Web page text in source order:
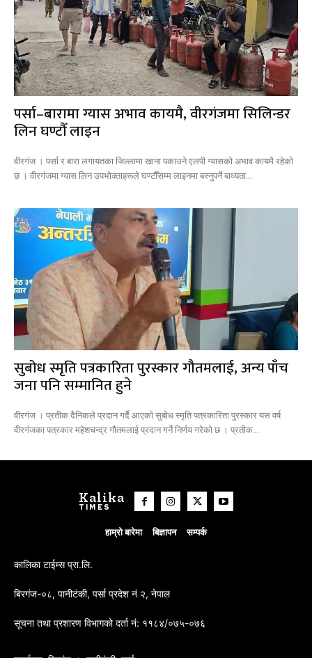
पर्सा–बारामा ग्यास अभाव कायमै, वीरगंजमा सिलिन्डर
लिन घण्टौँ लाइन
वीरगंज । पर्सा र बारा लगायतका जिल्लामा खाना पकाउने एलपी ग्यासको अभाव कायमै रहेको
छ । वीरगंजमा ग्यास लिन उपभोक्ताहरूले घण्टौँसम्म लाइनमा बस्नुपर्ने बाध्यता...
सुबोध स्मृति पत्रकारिता पुरस्कार गौतमलाई, अन्य पाँच
जना पनि सम्मानित हुने
वीरगंज । प्रतीक दैनिकले प्रदान गर्दै आएको सुबोध स्मृति पत्रकारिता पुरस्कार यस वर्ष
वीरगंजका पत्रकार महेशचन्द्र गौतमलाई प्रदान गर्ने निर्णय गरेको छ । प्रतीक...
Kalika
TIMES
हाम्रो बारेमा बिज्ञापन सम्पर्क
कालिका टाईम्स प्रा.लि.
बिरगंज-०८, पानीटंकी, पर्सा प्रदेश नं २, नेपाल
सूचना तथा प्रशारण विभागको दर्ता नं: ११८४/०७५-०७६